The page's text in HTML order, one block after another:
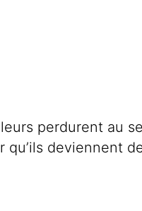
perdurent au
deviennent